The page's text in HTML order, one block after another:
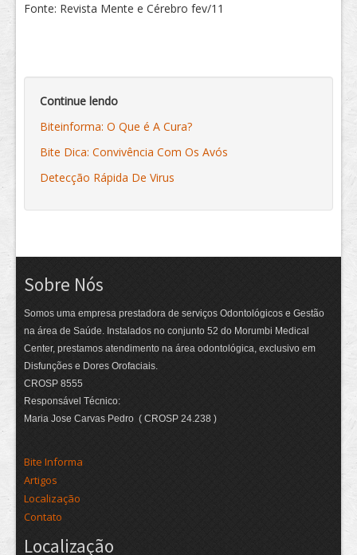
Fonte: Revista Mente e Cérebro fev/11
Continue lendo
Biteinforma: O Que é A Cura?
Bite Dica: Convivência Com Os Avós
Detecção Rápida De Virus
Sobre Nós
Somos uma empresa prestadora de serviços Odontológicos e Gestão
na área de Saúde. Instalados no conjunto 52 do Morumbi Medical
Center, prestamos atendimento na área odontológica, exclusivo em
Disfunções e Dores Orofaciais.
CROSP 8555
Responsável Técnico:
Maria Jose Carvas Pedro ( CROSP 24.238 )
Bite Informa
Artigos
Localização
Contato
Localização